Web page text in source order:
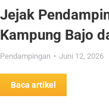
Jejak
Kampung Bajo
Pendampingan Juni 12, 2026
Baca artikel